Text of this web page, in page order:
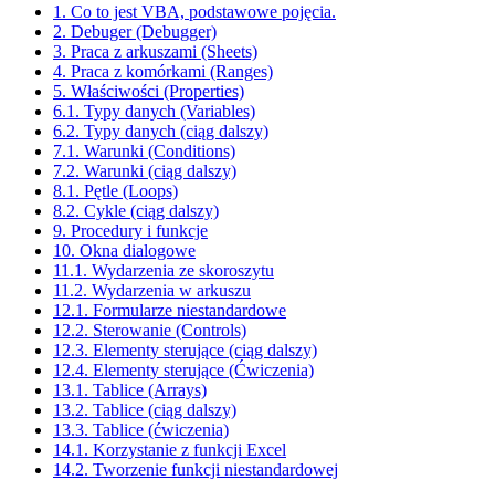
1. Co to jest VBA, podstawowe pojęcia.
2. Debuger (Debugger)
3. Praca z arkuszami (Sheets)
4. Praca z komórkami (Ranges)
5. Właściwości (Properties)
6.1. Typy danych (Variables)
6.2. Typy danych (ciąg dalszy)
7.1. Warunki (Conditions)
7.2. Warunki (ciąg dalszy)
8.1. Pętle (Loops)
8.2. Cykle (ciąg dalszy)
9. Procedury i funkcje
10. Okna dialogowe
11.1. Wydarzenia ze skoroszytu
11.2. Wydarzenia w arkuszu
12.1. Formularze niestandardowe
12.2. Sterowanie (Controls)
12.3. Elementy sterujące (ciąg dalszy)
12.4. Elementy sterujące (Ćwiczenia)
13.1. Tablice (Arrays)
13.2. Tablice (ciąg dalszy)
13.3. Tablice (ćwiczenia)
14.1. Korzystanie z funkcji Excel
14.2. Tworzenie funkcji niestandardowej